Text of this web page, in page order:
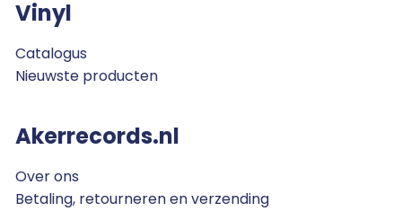
Vinyl
Catalogus
Nieuwste producten
Akerrecords.nl
Over ons
Betaling, retourneren en verzending